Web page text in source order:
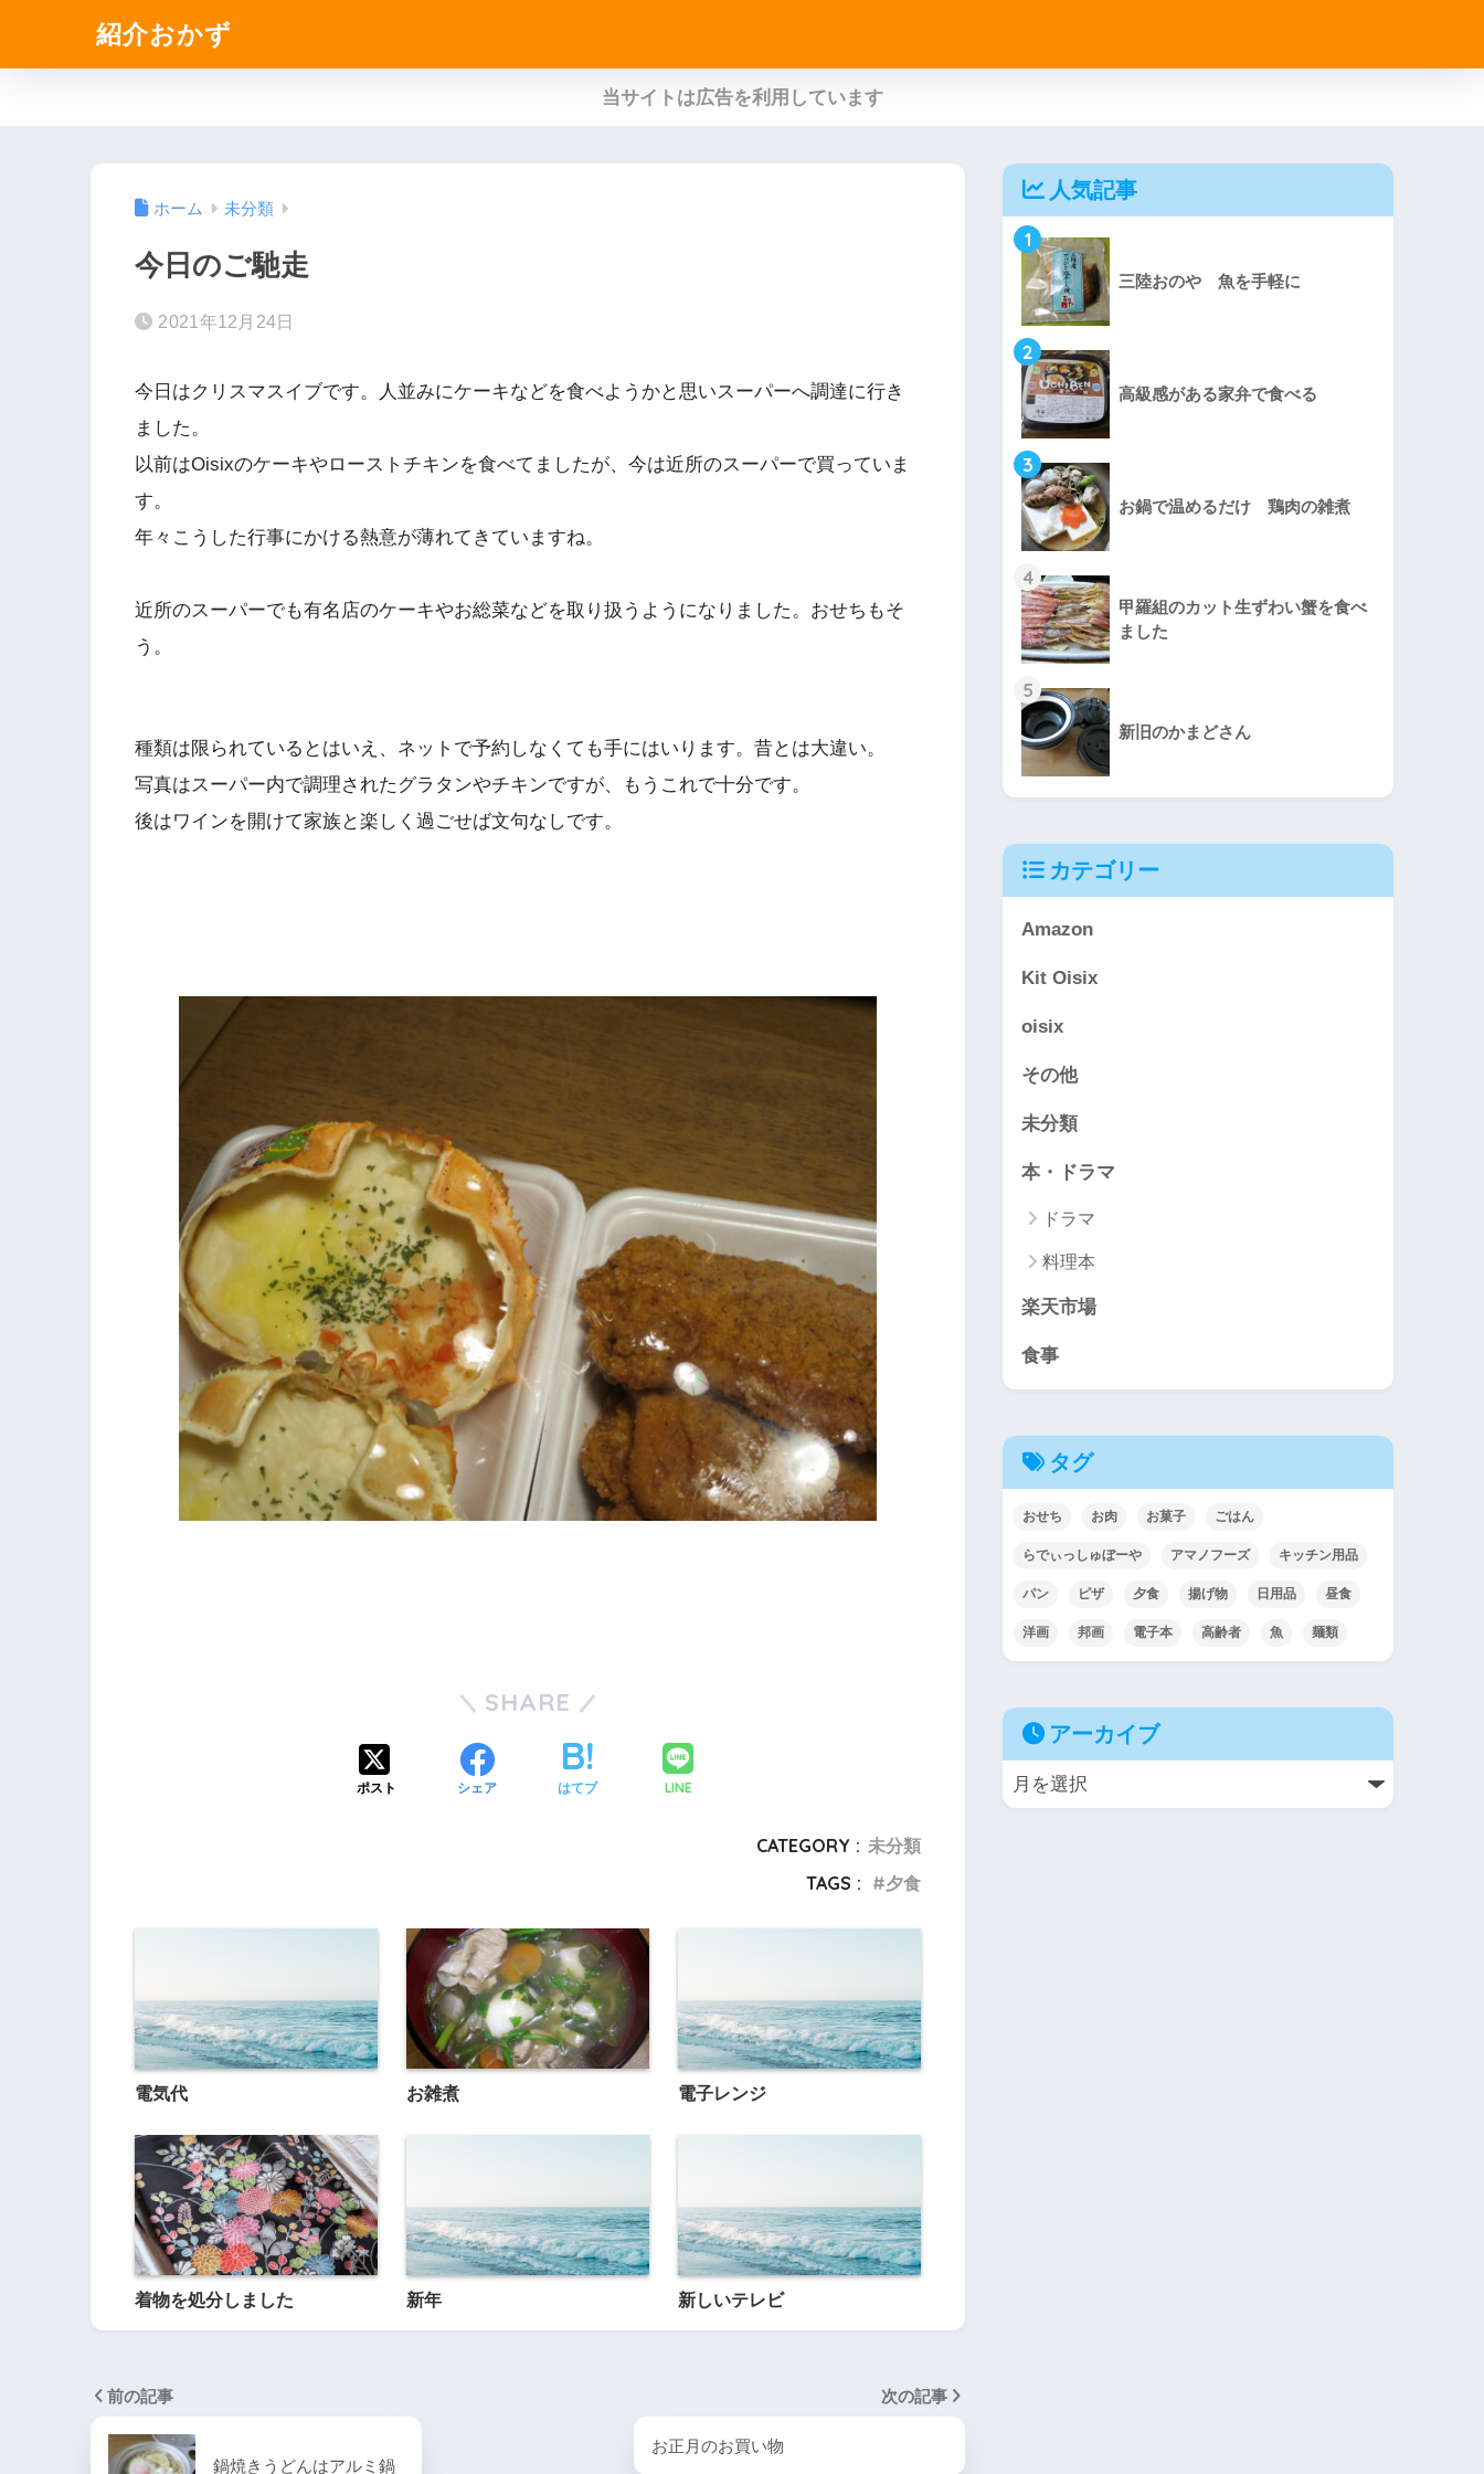
紹介おかず
当サイトは広告を利用しています
ホーム 未分類
今日のご馳走
2021年12月24日
今日はクリスマスイブです。人並みにケーキなどを食べようかと思いスーパーへ調達に行き
ました。
以前はOisixのケーキやローストチキンを食べてましたが、今は近所のスーパーで買っていま
す。
年々こうした行事にかける熱意が薄れてきていますね。
近所のスーパーでも有名店のケーキやお総菜などを取り扱うようになりました。おせちもそ
う。
種類は限られているとはいえ、ネットで予約しなくても手にはいります。昔とは大違い。
写真はスーパー内で調理されたグラタンやチキンですが、もうこれで十分です。
後はワインを開けて家族と楽しく過ごせば文句なしです。
SHARE
ポスト シェア はてブ LINE
CATEGORY : 未分類
TAGS :
夕食
電気代 お雑煮 電子レンジ
着物を処分しました 新年 新しいテレビ
前の記事
鍋焼きうどんはアルミ鍋
次の記事
お正月のお買い物
人気記事
1
三陸おのや 魚を手軽に
2
高級感がある家弁で食べる
3
お鍋で温めるだけ 鶏肉の雑煮
4
甲羅組のカット生ずわい蟹を食べ
ました
5
新旧のかまどさん
カテゴリー
Amazon
Kit Oisix
oisix
その他
未分類
本・ドラマ
ドラマ
料理本
楽天市場
食事
タグ
おせち お肉 お菓子 ごはん
らでぃっしゅぼーや アマノフーズ キッチン用品
パン ピザ 夕食 揚げ物 日用品 昼食
洋画 邦画 電子本 高齢者 魚 麺類
アーカイブ